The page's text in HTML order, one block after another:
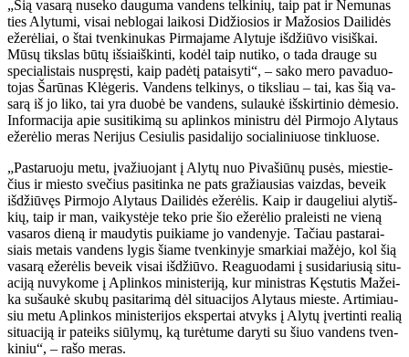
„Šią va­sa­rą nu­se­ko dau­gu­ma van­dens tel­ki­nių, taip pat ir Ne­mu­nas
ties Aly­tu­mi, vi­sai ne­blo­gai lai­ko­si Di­džio­sios ir Ma­žo­sios Dai­li­dės
eže­rė­liai, o štai tven­ki­nu­kas Pir­ma­ja­me Aly­tu­je iš­džiū­vo vi­siš­kai.
Mū­sų tiks­las bū­tų iš­si­aiš­kin­ti, ko­dėl taip nu­ti­ko, o ta­da drau­ge su
spe­cia­lis­tais nu­spręs­ti, kaip pa­dė­tį pa­tai­sy­ti“, – sa­ko me­ro pa­va­duo­
to­jas Ša­rū­nas Klė­ge­ris. Van­dens tel­ki­nys, o tiks­liau – tai, kas šią va­
sa­rą iš jo li­ko, tai yra duo­bė be van­dens, su­lau­kė iš­skir­ti­nio dė­me­sio.
In­for­ma­ci­ja apie su­si­ti­ki­mą su ap­lin­kos mi­nist­ru dėl Pir­mo­jo Aly­taus
eže­rė­lio me­ras Ne­ri­jus Ce­siu­lis pa­si­da­li­jo so­cia­li­niuo­se tin­kluo­se.
„Pas­ta­ruo­ju me­tu, įva­žiuo­jant į Aly­tų nuo Pi­va­šiū­nų pu­sės, mies­tie­
čius ir mies­to sve­čius pa­si­tin­ka ne pats gra­žiau­sias vaiz­das, be­veik
iš­džiū­vęs Pir­mo­jo Aly­taus Dai­li­dės eže­rė­lis. Kaip ir dau­ge­liui aly­tiš­
kių, taip ir man, vai­kys­tė­je te­ko prie šio eže­rė­lio pra­leis­ti ne vie­ną
va­sa­ros die­ną ir mau­dy­tis pui­kia­me jo van­de­ny­je. Ta­čiau pas­ta­rai­
siais me­tais van­dens ly­gis šia­me tven­ki­ny­je smar­kiai ma­žė­jo, kol šią
va­sa­rą eže­rė­lis be­veik vi­sai iš­džiū­vo. Re­a­guo­da­mi į su­si­da­riu­sią si­tu­
a­ci­ją nu­vy­ko­me į Ap­lin­kos mi­nis­te­ri­ją, kur mi­nist­ras Kęs­tu­tis Ma­žei­
ka su­šau­kė sku­bų pa­si­ta­ri­mą dėl si­tu­a­ci­jos Aly­taus mies­te. Ar­ti­miau­
siu me­tu Ap­lin­kos mi­nis­te­ri­jos eks­per­tai at­vyks į Aly­tų įver­tin­ti re­a­lią
si­tu­a­ci­ją ir pa­teiks siū­ly­mų, ką tu­rė­tu­me da­ry­ti su šiuo van­dens tven­
ki­niu“, – ra­šo me­ras.